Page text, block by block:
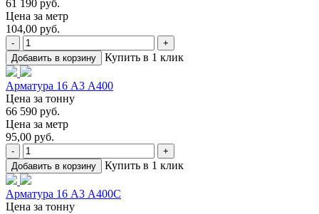
61 190 руб.
Цена за метр
104,00 руб.
-
+
Добавить в корзину
Купить в 1 клик
Арматура 16 А3 А400
Цена за тонну
66 590 руб.
Цена за метр
95,00 руб.
-
+
Добавить в корзину
Купить в 1 клик
Арматура 16 А3 А400С
Цена за тонну